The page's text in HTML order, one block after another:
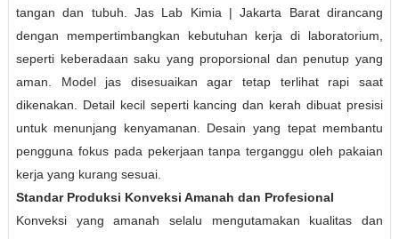
tangan dan tubuh. Jas Lab Kimia | Jakarta Barat dirancang
dengan mempertimbangkan kebutuhan kerja di laboratorium,
seperti keberadaan saku yang proporsional dan penutup yang
aman. Model jas disesuaikan agar tetap terlihat rapi saat
dikenakan. Detail kecil seperti kancing dan kerah dibuat presisi
untuk menunjang kenyamanan. Desain yang tepat membantu
pengguna fokus pada pekerjaan tanpa terganggu oleh pakaian
kerja yang kurang sesuai.
Standar Produksi Konveksi Amanah dan Profesional
Konveksi yang amanah selalu mengutamakan kualitas dan